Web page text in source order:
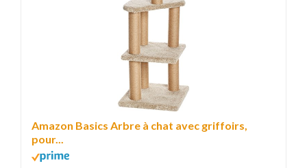
Amazon Basics Arbre à chat avec griffoirs,
pour...